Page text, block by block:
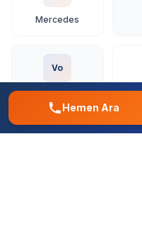
Mercedes
Vo
Volkswagen
Hemen Ara